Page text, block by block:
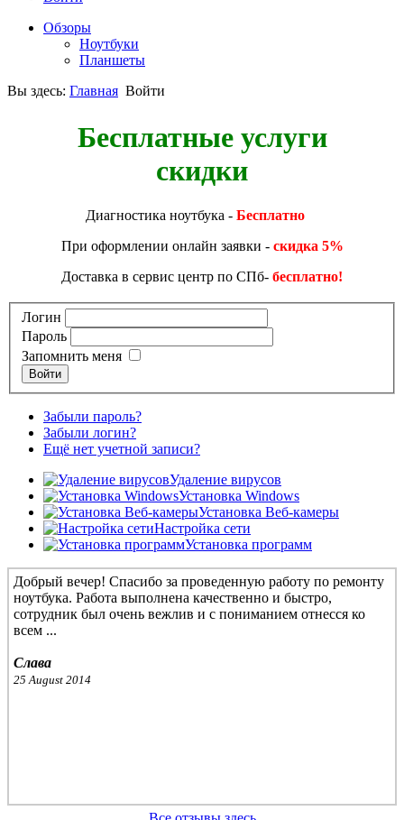
Обзоры
Ноутбуки
Планшеты
Вы здесь: Главная Войти
Бесплатные услуги
скидки
Диагностика ноутбука - Бесплатно
При оформлении онлайн заявки - скидка 5%
Доставка в сервис центр по СПб- бесплатно!
Логин
Пароль
Запомнить меня
Войти
Забыли пароль?
Забыли логин?
Ещё нет учетной записи?
Удаление вирусов
Установка Windows
Установка Веб-камеры
Настройка сети
Установка программ
Добрый вечер! Спасибо за проведенную работу по ремонту
ноутбука. Работа выполнена качественно и быстро,
сотрудник был очень вежлив и с пониманием отнесся ко
всем ...
Слава
25 August 2014
Ребята, вы молодцы! Спасибо за быстрый и отличный